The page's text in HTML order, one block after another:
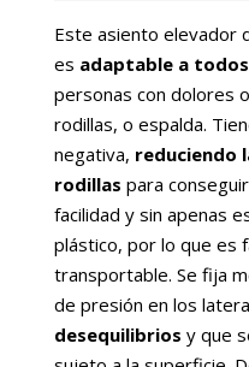
Este asiento elevador
es adaptable a
personas con dolores
rodillas, o espalda.
negativa, reduciendo
rodillas para
facilidad y sin apenas
plástico, por lo que es
transportable. Se fija
de presión en los
desequilibrios y que